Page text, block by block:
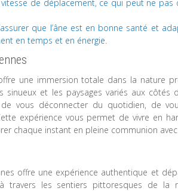
de déplacement, ce qui peut ne pas
que l’âne est en bonne santé et
en temps et en énergie.
une immersion totale dans la nature
sinueux et les paysages variés aux côtés
vous déconnecter du quotidien, de
expérience vous permet de vivre en
chaque instant en pleine communion
offre une expérience authentique et
travers les sentiers pittoresques de la